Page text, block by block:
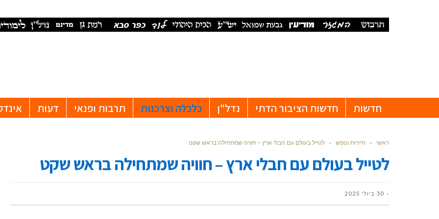
חדשות חדשות הציבור הדתי נדל"ן כלכלה וצרכנות תרבות ופנאי דעות
ראשי » תיירות ונופש » לטייל בעולם עם חבלי ארץ – חוויה שמתחילה בראש שקט
לטייל בעולם עם חבלי ארץ – חוויה שמתחילה בראש שקט
30 ביולי 2025